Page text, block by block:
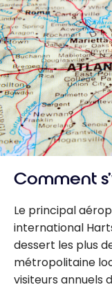
Comment
Le principal
international
dessert les plus
métropolitaine
visiteurs annuels